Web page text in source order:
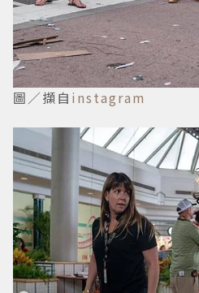
圖／擷自 instagram